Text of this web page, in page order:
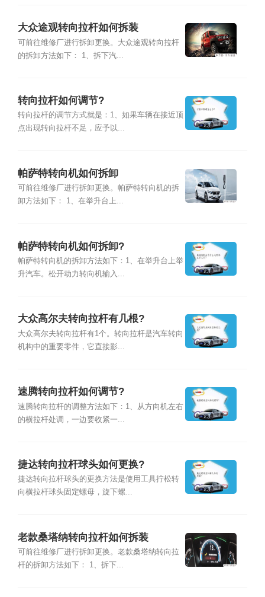
大众途观转向拉杆如何拆装
可前往维修厂进行拆卸更换。大众途观转向拉杆
的拆卸方法如下： 1、拆下汽...
转向拉杆如何调节?
转向拉杆的调节方式就是：1、如果车辆在接近顶
点出现转向拉杆不足，应予以...
帕萨特转向机如何拆卸
可前往维修厂进行拆卸更换。帕萨特转向机的拆
卸方法如下： 1、在举升台上...
帕萨特转向机如何拆卸?
帕萨特转向机的拆卸方法如下：1、在举升台上举
升汽车。松开动力转向机输入...
大众高尔夫转向拉杆有几根?
大众高尔夫转向拉杆有1个。转向拉杆是汽车转向
机构中的重要零件，它直接影...
速腾转向拉杆如何调节?
速腾转向拉杆的调整方法如下：1、从方向机左右
的横拉杆处调，一边要收紧一...
捷达转向拉杆球头如何更换?
捷达转向拉杆球头的更换方法是使用工具拧松转
向横拉杆球头固定螺母，旋下螺...
老款桑塔纳转向拉杆如何拆装
可前往维修厂进行拆卸更换。老款桑塔纳转向拉
杆的拆卸方法如下： 1、拆下...